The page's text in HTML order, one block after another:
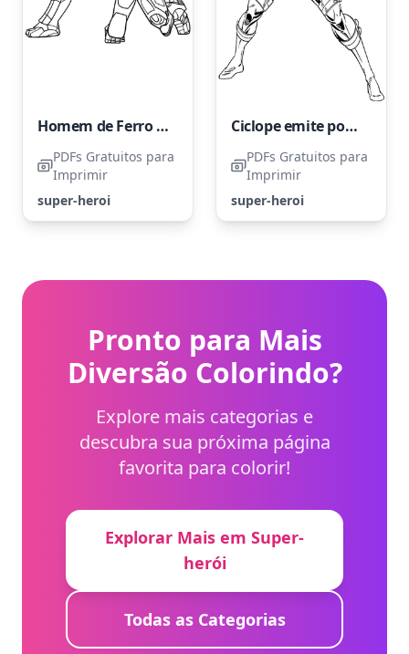
Homem de Ferro Demonstra Seu Poder
PDFs Gratuitos para
Imprimir
super-heroi
Ciclope emite poderosos raios de força dos olhos
PDFs Gratuitos para
Imprimir
super-heroi
Pronto para Mais
Diversão Colorindo?
Explore mais categorias e
descubra sua próxima página
favorita para colorir!
Explorar Mais em Super-
herói
Todas as Categorias